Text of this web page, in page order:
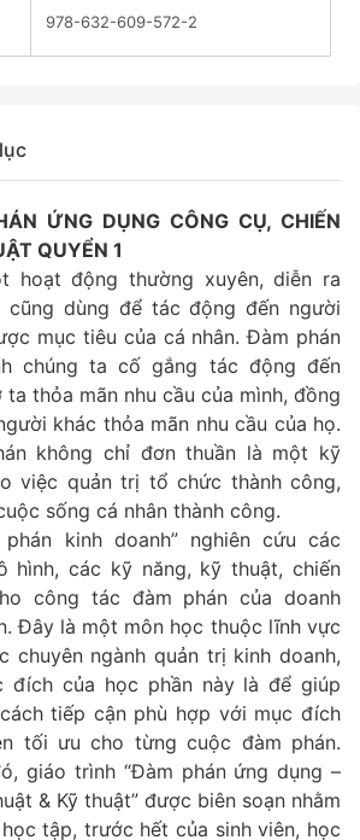
978-632-609-572-2
ỨNG DỤNG CÔNG CỤ, CHIẾN
QUYỂN 1
hoạt động thường xuyên, diễn ra
cũng dùng để tác động đến người
mục tiêu của cá nhân. Đàm phán
chúng ta cố gắng tác động đến
thỏa mãn nhu cầu của mình, đồng
khác thỏa mãn nhu cầu của họ.
không chỉ đơn thuần là một kỹ
việc quản trị tổ chức thành công,
sống cá nhân thành công.
kinh doanh” nghiên cứu các
hình, các kỹ năng, kỹ thuật, chiến
công tác đàm phán của doanh
Đây là một môn học thuộc lĩnh vực
chuyên ngành quản trị kinh doanh,
đích của học phần này là để giúp
tiếp cận phù hợp với mục đích
tối ưu cho từng cuộc đàm phán.
giáo trình “Đàm phán ứng dụng –
& Kỹ thuật” được biên soạn nhằm
tập, trước hết của sinh viên, học